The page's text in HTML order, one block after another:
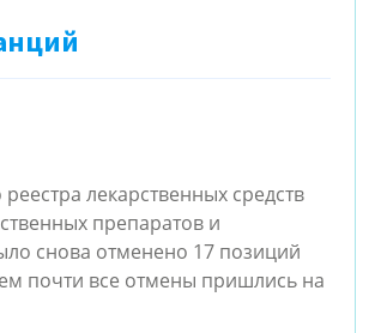
лекарственных средств
препаратов и
снова отменено 17 позиций
почти все отмены пришлись на